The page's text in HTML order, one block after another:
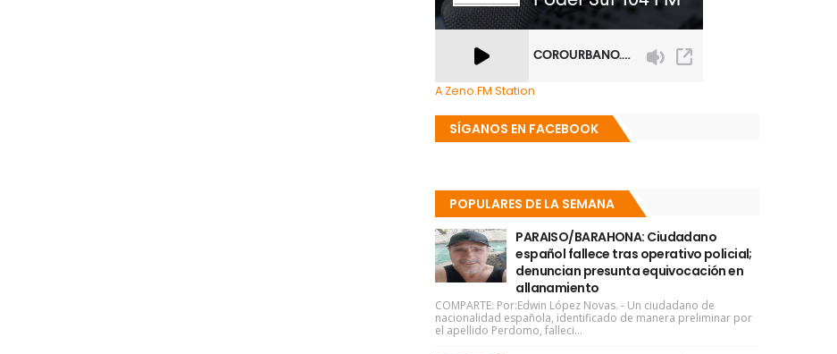
A Zeno.FM Station
SÍGANOS EN FACEBOOK
POPULARES DE LA SEMANA
PARAISO/BARAHONA: Ciudadano
español fallece tras operativo policial;
denuncian presunta equivocación en
allanamiento
COMPARTE: Por:Edwin López Novas. - Un ciudadano de
nacionalidad española, identificado de manera preliminar por
el apellido Perdomo, falleci...